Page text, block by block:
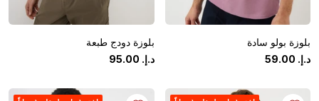
بلوزة بولو سادة
د.إ.
59.00
بلوزة دودج طبعة
د.إ.
95.00